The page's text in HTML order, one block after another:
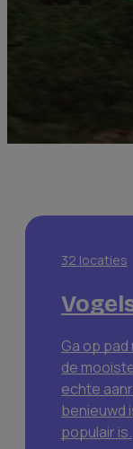
32 locaties
Ga op
de
echte
benieuwd
populair is.